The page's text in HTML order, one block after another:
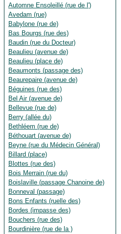
Automne Ensoleillé (rue de l')
Avedam (rue)
Babylone (rue de)
Bas Bourgs (rue des)
Baudin (rue du Docteur)
Beaulieu (avenue de)
Beaulieu (place de)
Beaumonts (passage des)
Beaurepaire (avenue de)
Béguines (rue des)
Bel Air (avenue de)
Bellevue (rue de)
Berry (allée du)
Bethléem (rue de)
Béthouart (avenue de)
Beyne (rue du Médecin Général)
Billard (place)
Blottes (rue des)
Bois Merrain (rue du)
Boislaville (passage Chanoine de)
Bonneval (passage)
Bons Enfants (ruelle des)
Bordes (impasse des)
Bouchers (rue des)
Bourdinière (rue de la )